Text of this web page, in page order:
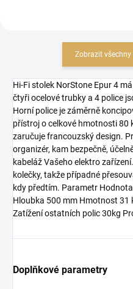
Zobrazit
Hi-Fi stolek NorStone Epur 4
čtyři ocelové trubky a 4 police
Horní police je záměrně
přístroj o celkové hmotnosti 80
zaručuje francouzský design.
organizér, kam bezpečně,
kabeláž Vašeho elektro
kolečky, takže případné
kdy předtím. Parametr
Hloubka 500 mm Hmotnost 31
Zatížení ostatních polic 30kg
Doplňkové parametry